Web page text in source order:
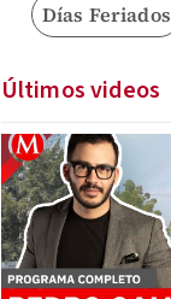
Días Feriados
Últimos videos